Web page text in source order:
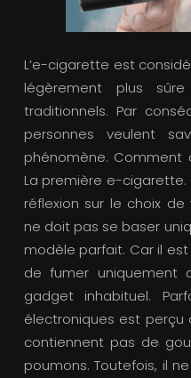
L’e-cigarette est
légèrement plus
traditionnels. Par
personnes veulent
phénomène. Comment
La première e-cigarette.
réflexion sur le choix
ne doit pas se baser
modèle parfait. Car il
de fumer uniquement
gadget inhabituel.
électroniques est perçu
contiennent pas de
poumons. Toutefois, il